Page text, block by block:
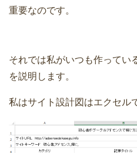
重要なのです。
それでは私がいつも作ってい
を説明します。
私はサイト設計図はエクセル